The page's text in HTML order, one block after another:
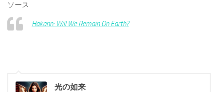
ソース
Hakann: Will We Remain On Earth?
光の如来